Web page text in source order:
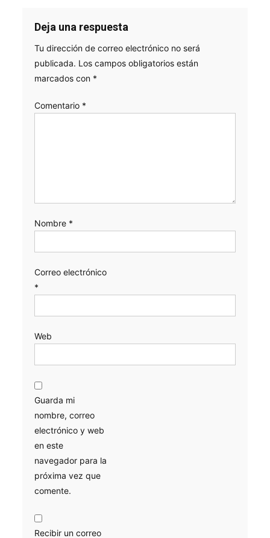
Deja una respuesta
Tu dirección de correo electrónico no será
publicada. Los campos obligatorios están
marcados con *
Comentario *
Nombre *
Correo electrónico
*
Web
Guarda mi
nombre, correo
electrónico y web
en este
navegador para la
próxima vez que
comente.
Recibir un correo